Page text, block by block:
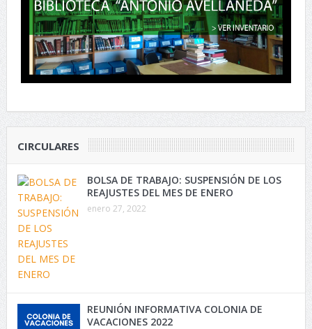
CIRCULARES
BOLSA DE TRABAJO: SUSPENSIÓN DE LOS
REAJUSTES DEL MES DE ENERO
enero 27, 2022
REUNIÓN INFORMATIVA COLONIA DE
VACACIONES 2022